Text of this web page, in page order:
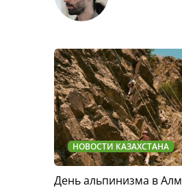
НОВОСТИ КАЗАХСТАНА
День альпинизма в